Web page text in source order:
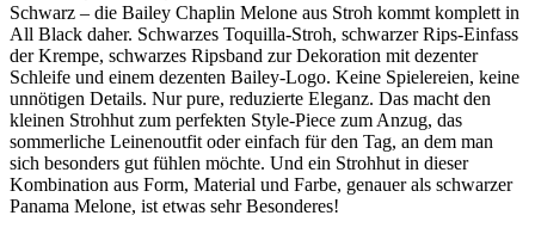
Schwarz – die Bailey Chaplin Melone aus Stroh kommt komplett in
All Black daher. Schwarzes Toquilla-Stroh, schwarzer Rips-Einfass
der Krempe, schwarzes Ripsband zur Dekoration mit dezenter
Schleife und einem dezenten Bailey-Logo. Keine Spielereien, keine
unnötigen Details. Nur pure, reduzierte Eleganz. Das macht den
kleinen Strohhut zum perfekten Style-Piece zum Anzug, das
sommerliche Leinenoutfit oder einfach für den Tag, an dem man
sich besonders gut fühlen möchte. Und ein Strohhut in dieser
Kombination aus Form, Material und Farbe, genauer als schwarzer
Panama Melone, ist etwas sehr Besonderes!